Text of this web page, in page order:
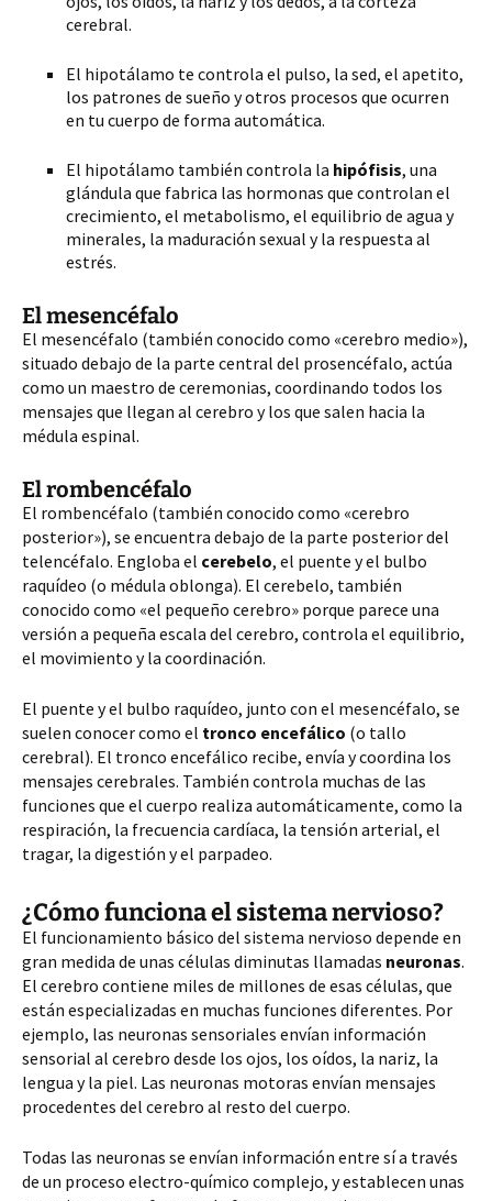
cerebral.
El hipotálamo te controla el pulso, la sed, el apetito,
los patrones de sueño y otros procesos que ocurren
en tu cuerpo de forma automática.
El hipotálamo también controla la hipófisis, una
glándula que fabrica las hormonas que controlan el
crecimiento, el metabolismo, el equilibrio de agua y
minerales, la maduración sexual y la respuesta al
estrés.
El mesencéfalo
El mesencéfalo (también conocido como «cerebro medio»),
situado debajo de la parte central del prosencéfalo, actúa
como un maestro de ceremonias, coordinando todos los
mensajes que llegan al cerebro y los que salen hacia la
médula espinal.
El rombencéfalo
El rombencéfalo (también conocido como «cerebro
posterior»), se encuentra debajo de la parte posterior del
telencéfalo. Engloba el cerebelo, el puente y el bulbo
raquídeo (o médula oblonga). El cerebelo, también
conocido como «el pequeño cerebro» porque parece una
versión a pequeña escala del cerebro, controla el equilibrio,
el movimiento y la coordinación.
El puente y el bulbo raquídeo, junto con el mesencéfalo, se
suelen conocer como el tronco encefálico (o tallo
cerebral). El tronco encefálico recibe, envía y coordina los
mensajes cerebrales. También controla muchas de las
funciones que el cuerpo realiza automáticamente, como la
respiración, la frecuencia cardíaca, la tensión arterial, el
tragar, la digestión y el parpadeo.
¿Cómo funciona el sistema nervioso?
El funcionamiento básico del sistema nervioso depende en
gran medida de unas células diminutas llamadas neuronas.
El cerebro contiene miles de millones de esas células, que
están especializadas en muchas funciones diferentes. Por
ejemplo, las neuronas sensoriales envían información
sensorial al cerebro desde los ojos, los oídos, la nariz, la
lengua y la piel. Las neuronas motoras envían mensajes
procedentes del cerebro al resto del cuerpo.
Todas las neuronas se envían información entre sí a través
de un proceso electro-químico complejo, y establecen unas